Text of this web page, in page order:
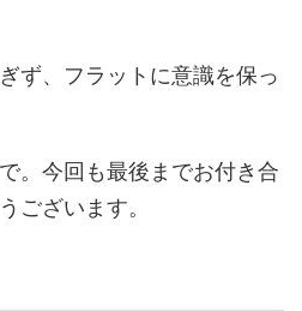
ず、フラットに意識を保っ
。今回も最後までお付き合
ございます。